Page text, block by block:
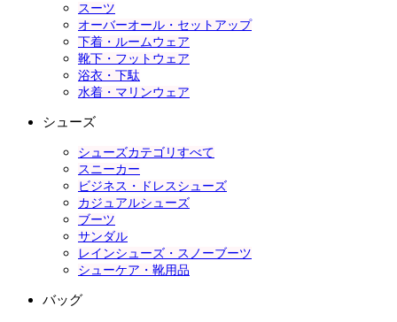
スーツ
オーバーオール・セットアップ
下着・ルームウェア
靴下・フットウェア
浴衣・下駄
水着・マリンウェア
シューズ
シューズカテゴリすべて
スニーカー
ビジネス・ドレスシューズ
カジュアルシューズ
ブーツ
サンダル
レインシューズ・スノーブーツ
シューケア・靴用品
バッグ